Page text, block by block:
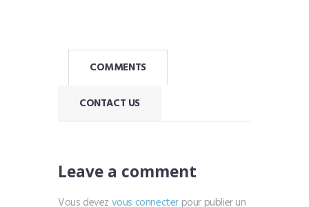
COMMENTS
CONTACT US
Leave a comment
Vous devez vous connecter pour publier un